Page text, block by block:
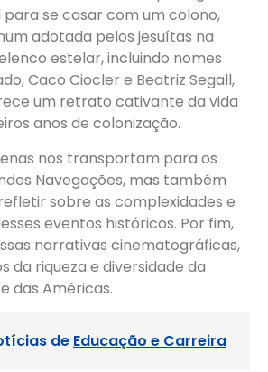
para se casar com um colono,
adotada pelos jesuítas na
estelar, incluindo nomes
Caco Ciocler e Beatriz Segall,
um retrato cativante da vida
anos de colonização.
nos transportam para os
Navegações, mas também
sobre as complexidades e
eventos históricos. Por fim,
narrativas cinematográficas,
da riqueza e diversidade da
das Américas.
de Educação e Carreira